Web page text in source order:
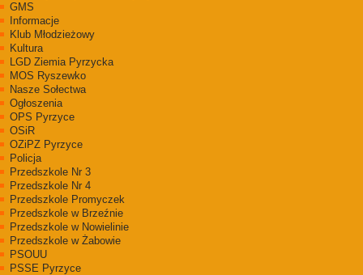
GMS
Informacje
Klub Młodzieżowy
Kultura
LGD Ziemia Pyrzycka
MOS Ryszewko
Nasze Sołectwa
Ogłoszenia
OPS Pyrzyce
OSiR
OZiPZ Pyrzyce
Policja
Przedszkole Nr 3
Przedszkole Nr 4
Przedszkole Promyczek
Przedszkole w Brzeźnie
Przedszkole w Nowielinie
Przedszkole w Żabowie
PSOUU
PSSE Pyrzyce